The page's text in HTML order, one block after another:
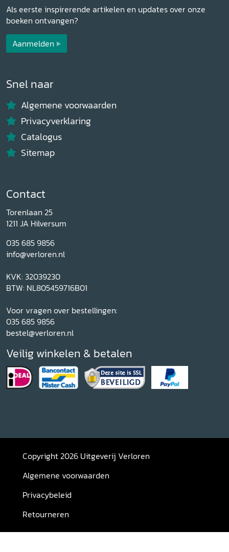
Als eerste inspirerende artikelen en updates over onze
boeken ontvangen?
Aanmelden
Snel naar
Algemene voorwaarden
Privacyverklaring
Catalogus
Sitemap
Contact
Torenlaan 25
1211 JA Hilversum
035 685 9856
info@verloren.nl
KVK: 32039230
BTW: NL805459716B01
Voor vragen over bestellingen:
035 685 9856
bestel@verloren.nl
Veilig winkelen & betalen
Copyright 2026 Uitgeverij Verloren
Algemene voorwaarden
Privacybeleid
Retourneren